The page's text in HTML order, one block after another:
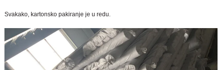
Svakako, kartonsko pakiranje je u redu.